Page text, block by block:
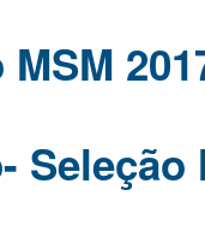
Seleção